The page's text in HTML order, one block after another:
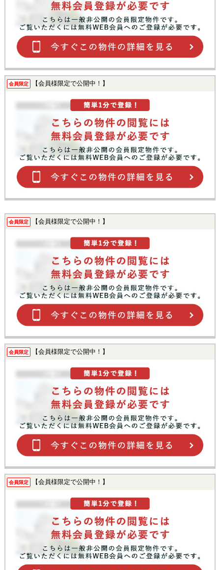
会員限定 【会員様限定で公開中！】
会員限定 【会員様限定で公開中！】
会員限定 【会員様限定で公開中！】
会員限定 【会員様限定で公開中！】